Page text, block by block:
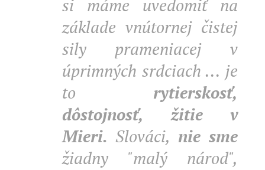
si máme uvedomiť na
základe vnútornej čistej
sily prameniacej v
úprimných srdciach ... je
to rytierskosť,
dôstojnosť, žitie v
Mieri. Slováci, nie sme
žiadny "malý národ",